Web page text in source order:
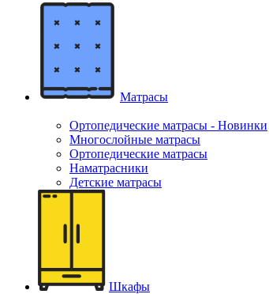
Матрасы
Ортопедические матрасы - Новинки
Многослойные матрасы
Ортопедические матрасы
Наматрасники
Детские матрасы
Шкафы